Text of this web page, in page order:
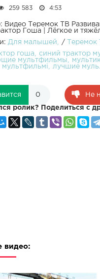
259 583 4:53
Видео Теремок ТВ
Гоша | Лёгкое и
Для малышей /
Теремок
гоша синий трактор
мультфильмы
мультфильмi лучшие
0 Не
ролик? Поделиться с
видео: